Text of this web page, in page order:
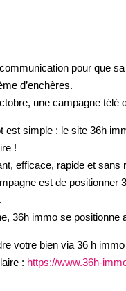
pour que
d’enchères.
une campagne
est simple : le site 36h
!
efficace, rapide et sans
est de
36h immo se positionne
votre bien via 36 h
: https://www.36h-